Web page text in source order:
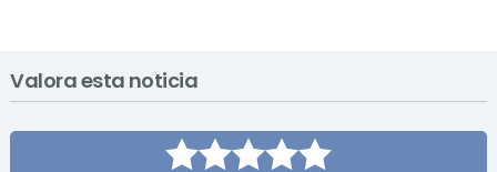
Valora esta noticia